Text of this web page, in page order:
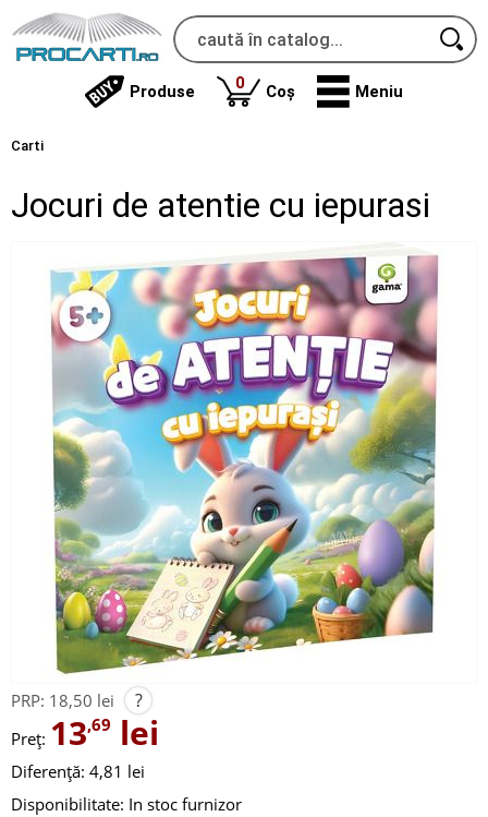
Produse 0produse
Coș Meniu
Carti
Jocuri de atentie cu iepurasi
PRP: 18,50 lei ?
Preț: 13,69 lei
Diferență: 4,81 lei
Disponibilitate: In stoc furnizor